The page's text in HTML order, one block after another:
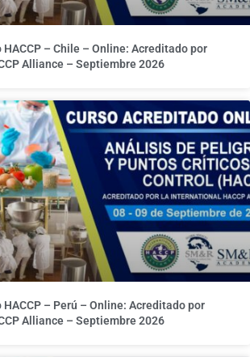
– Chile – Online: Acreditado por
Alliance – Septiembre 2026
– Perú – Online: Acreditado por
Alliance – Septiembre 2026